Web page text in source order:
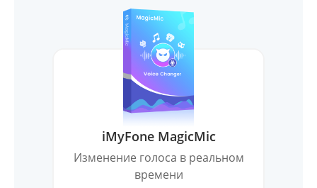
iMyFone MagicMic
Изменение голоса в реальном
времени